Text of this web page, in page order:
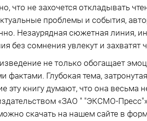
что не захочется откладывать
проблемы и события,
Незаурядная сюжетная линия,
без сомнения увлекут и захватят
не только обогащает
фактами. Глубокая тема,
эту книгу думают, что она весьма
«ЗАО " "ЭКСМО-
скачать на нашем сайте в